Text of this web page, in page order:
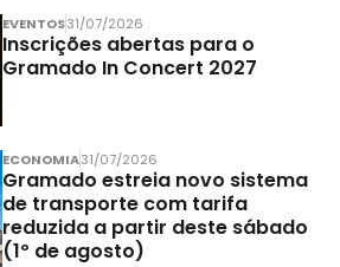
EVENTOS31/07/2026
Inscrições abertas para o
Gramado In Concert 2027
ECONOMIA31/07/2026
Gramado estreia novo sistema
de transporte com tarifa
reduzida a partir deste sábado
(1º de agosto)